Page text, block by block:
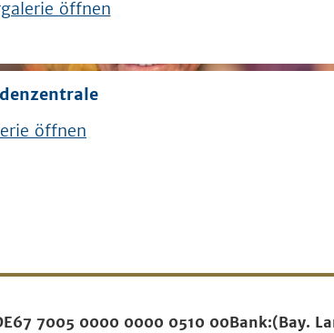
öffnen
öffnen
7005 0000 0000 0510 00Bank:(Bay.